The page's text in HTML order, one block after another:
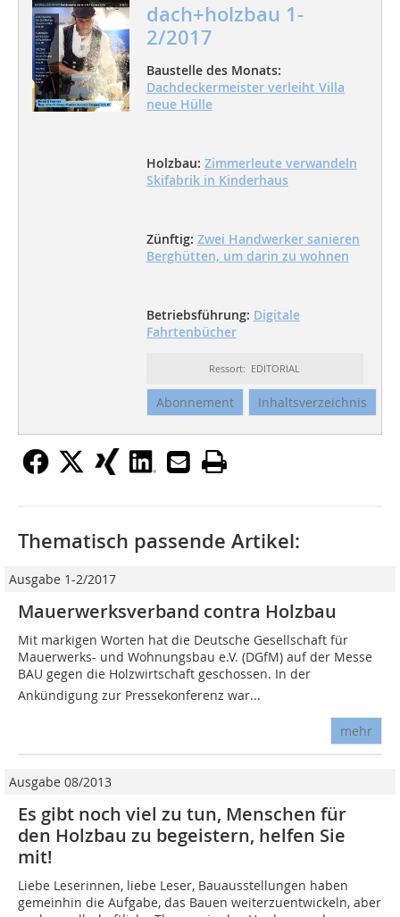
dach+holzbau 1-
2/2017
Baustelle des Monats:
Dachdeckermeister verleiht Villa
neue Hülle
Holzbau: Zimmerleute verwandeln
Skifabrik in Kinderhaus
Zünftig: Zwei Handwerker sanieren
Berghütten, um darin zu wohnen
Betriebsführung: Digitale
Fahrtenbücher
Ressort: EDITORIAL
Abonnement Inhaltsverzeichnis
Thematisch passende Artikel:
Ausgabe 1-2/2017
Mauerwerksverband contra Holzbau
Mit markigen Worten hat die Deutsche Gesellschaft für
Mauerwerks- und Wohnungsbau e.V. (DGfM) auf der Messe
BAU gegen die Holzwirtschaft geschossen. In der
Ankündigung zur Pressekonferenz war...
mehr
Ausgabe 08/2013
Es gibt noch viel zu tun, Menschen für
den Holzbau zu begeistern, helfen Sie
mit!
Liebe Leserinnen, liebe Leser, Bauausstellungen haben
gemeinhin die Aufgabe, das Bauen weiterzuentwickeln, aber